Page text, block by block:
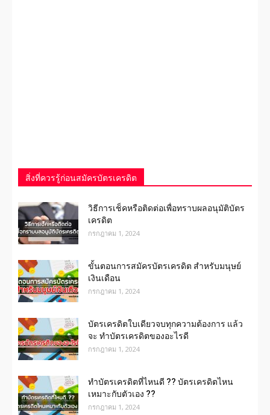
สิ่งที่ควรรู้ก่อนสมัครบัตรเครดิต
วิธีการเช็คหรือติดต่อเพื่อทราบผลอนุมัติบัตร
เครดิต
กรกฎาคม 1, 2024
ขั้นตอนการสมัครบัตรเครดิต สำหรับมนุษย์
เงินเดือน
กรกฎาคม 1, 2024
บัตรเครดิตใบเดียวจบทุกความต้องการ แล้ว
จะ ทำบัตรเครดิตของอะไรดี
กรกฎาคม 1, 2024
ทำบัตรเครดิตที่ไหนดี ?? บัตรเครดิตไหน
เหมาะกับตัวเอง ??
กรกฎาคม 1, 2024